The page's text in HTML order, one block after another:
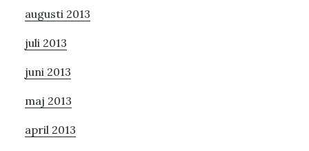
augusti 2013
juli 2013
juni 2013
maj 2013
april 2013